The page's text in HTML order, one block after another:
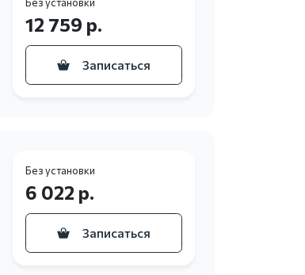
12 759 р.
Записаться
Без установки
6 022 р.
Записаться